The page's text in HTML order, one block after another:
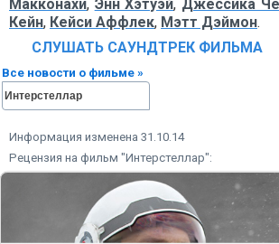
Макконахи, Энн Хэтуэй, Джессика
Кейн, Кейси Аффлек, Мэтт Дэймон.
СЛУШАТЬ САУНДТРЕК ФИЛЬМА
Все новости о фильме »
Информация изменена 31.10.14
Рецензия на фильм "Интерстеллар":